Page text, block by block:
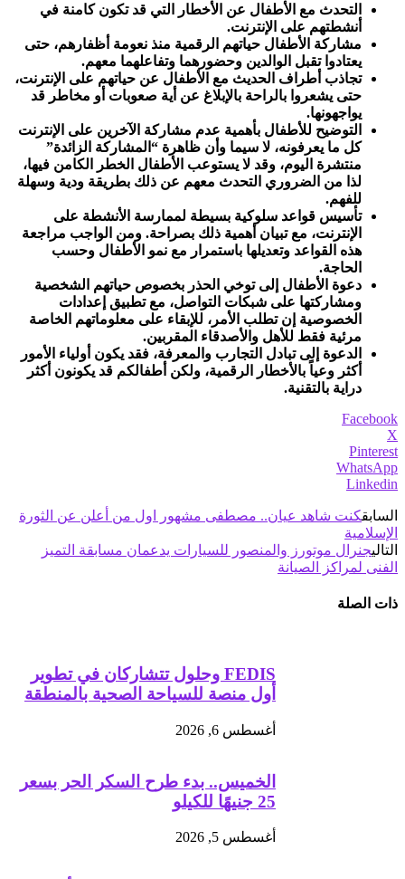
التحدث مع الأطفال عن الأخطار التي قد تكون كامنة في
أنشطتهم على الإنترنت.
مشاركة الأطفال حياتهم الرقمية منذ نعومة أظفارهم، حتى
يعتادوا تقبل الوالدين وحضورهما وتفاعلهما معهم.
تجاذب أطراف الحديث مع الأطفال عن حياتهم على الإنترنت،
حتى يشعروا بالراحة بالإبلاغ عن أية صعوبات أو مخاطر قد
يواجهونها.
التوضيح للأطفال بأهمية عدم مشاركة الآخرين على الإنترنت
كل ما يعرفونه، لا سيما وأن ظاهرة “المشاركة الزائدة”
منتشرة اليوم، وقد لا يستوعب الأطفال الخطر الكامن فيها،
لذا من الضروري التحدث معهم عن ذلك بطريقة ودية وسهلة
للفهم.
تأسيس قواعد سلوكية بسيطة لممارسة الأنشطة على
الإنترنت، مع تبيان أهمية ذلك بصراحة. ومن الواجب مراجعة
هذه القواعد وتعديلها باستمرار مع نمو الأطفال وحسب
الحاجة.
دعوة الأطفال إلى توخي الحذر بخصوص حياتهم الشخصية
ومشاركتها على شبكات التواصل، مع تطبيق إعدادات
الخصوصية إن تطلب الأمر، للإبقاء على معلوماتهم الخاصة
مرئية فقط للأهل والأصدقاء المقربين.
الدعوة إلى تبادل التجارب والمعرفة، فقد يكون أولياء الأمور
أكثر وعياً بالأخطار الرقمية، ولكن أطفالكم قد يكونون أكثر
دراية بالتقنية.
Facebook
X
Pinterest
WhatsApp
Linkedin
السابقكنت شاهد عيان.. مصطفى مشهور اول من أعلن عن الثورة
الإسلامية
التاليجنرال موتورز والمنصور للسيارات يدعمان مسابقة التميز
الفنى لمراكز الصيانة
ذات الصلة
FEDIS وحلول تتشاركان في تطوير
أول منصة للسياحة الصحية بالمنطقة
أغسطس 6, 2026
الخميس.. بدء طرح السكر الحر بسعر
25 جنيهًا للكيلو
أغسطس 5, 2026